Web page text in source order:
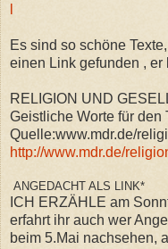
Es sind so schöne
einen Link gefunden , er
RELIGION UND
Geistliche Worte für den
Quelle:www.mdr.de/
http://www.mdr.de/
ANGEDACHT ALS LINK*
ICH ERZÄHLE am
erfahrt ihr auch wer
beim 5.Mai nachsehen,